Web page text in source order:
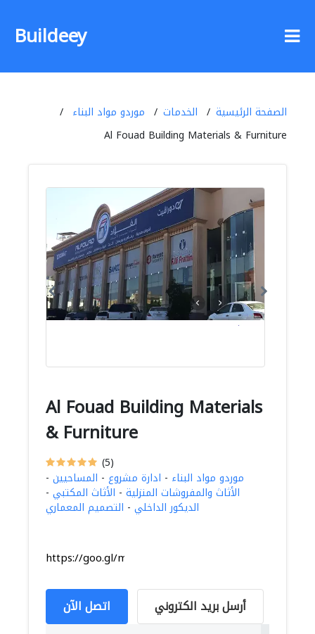
Buildeey
الصفحة الرئيسية الخدمات
موردو مواد البناء
Al Fouad Building Materials & Furniture
Al Fouad Building Materials
& Furniture
(5)
موردو مواد البناء - ادارة مشروع - المساحيين -
الأثاث والمفروشات المنزلية - الأثاث المكتبي -
الديكور الداخلي - التصميم المعماري
https://goo.gl/maps/yT27kBBLDR8zX1M69
اتصل الآن أرسل بريد الكتروني